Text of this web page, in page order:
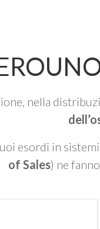
nella
esordi in sistemi
of Sales) ne